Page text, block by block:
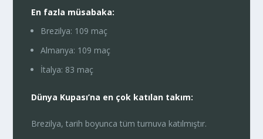
En fazla müsabaka:
Brezilya: 109 maç
Almanya: 109 maç
İtalya: 83 maç
Dünya Kupası’na en çok katılan takım:
Brezilya, tarih boyunca tüm turnuva katılmıştır.